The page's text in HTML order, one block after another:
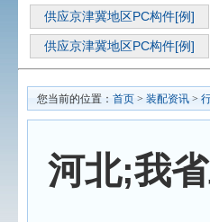
供应京津冀地区PC构件[例]
供应京津冀地区PC构件[例]
您当前的位置： 首页 > 装配资讯 >
河北;我